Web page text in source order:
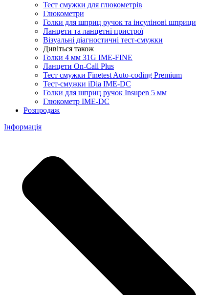
Тест смужки для глюкометрів
Глюкометри
Голки для шприц ручок та інсулінові шприци
Ланцети та ланцетні пристрої
Візуальні діагностичні тест-смужки
Дивіться також
Голки 4 мм 31G IME-FINE
Ланцети On-Call Plus
Тест смужки Finetest Auto-coding Premium
Тест-смужки iDia IME-DC
Голки для шприц ручок Insupen 5 мм
Глюкометр IME-DC
Розпродаж
Інформація